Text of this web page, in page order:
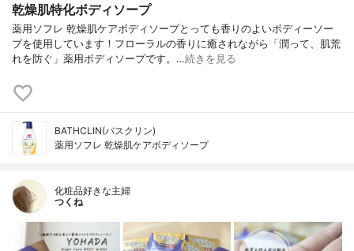
乾燥肌特化ボディソープ
薬用ソフレ 乾燥肌ケアボディソープとっても香りのよいボディーソー
プを使用しています！フローラルの香りに癒されながら「潤って、肌荒
れを防ぐ」薬用ボディソープです。…続きを見る
BATHCLIN(バスクリン)
薬用ソフレ 乾燥肌ケアボディソープ
化粧品好きな主婦
つくね